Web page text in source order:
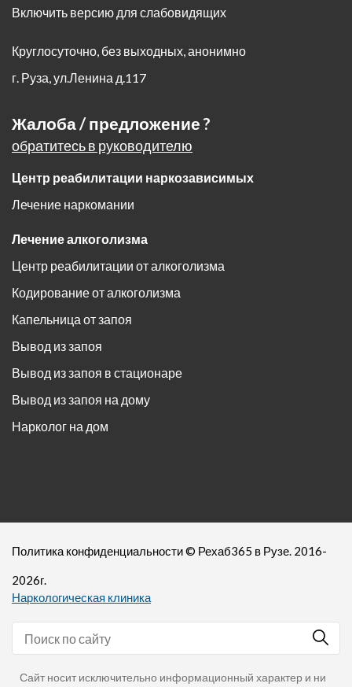
Включить версию для слабовидящих
Круглосуточно, без выходных, анонимно
г. Руза,ул.Ленина д.117
Жалоба / предложение ?
обратитесь в руководителю
Центр реабилитации наркозависимых
Лечение наркомании
Лечение алкоголизма
Центр реабилитации от алкоголизма
Кодирование от алкоголизма
Капельница от запоя
Вывод из запоя
Вывод из запоя в стационаре
Вывод из запоя на дому
Нарколог на дом
Политика конфиденциальности© Рехаб365 в Рузе. 2016-
2026г.
Наркологическая клиника
Сайт носит исключительно информационный характер и ни